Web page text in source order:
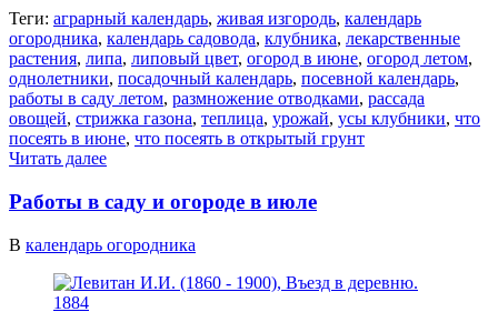
Теги: аграрный календарь, живая изгородь, календарь
огородника, календарь садовода, клубника, лекарственные
растения, липа, липовый цвет, огород в июне, огород летом,
однолетники, посадочный календарь, посевной календарь,
работы в саду летом, размножение отводками, рассада
овощей, стрижка газона, теплица, урожай, усы клубники, что
посеять в июне, что посеять в открытый грунт
Читать далее
Работы в саду и огороде в июле
В календарь огородника